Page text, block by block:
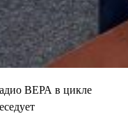
ВЕРА в цикле